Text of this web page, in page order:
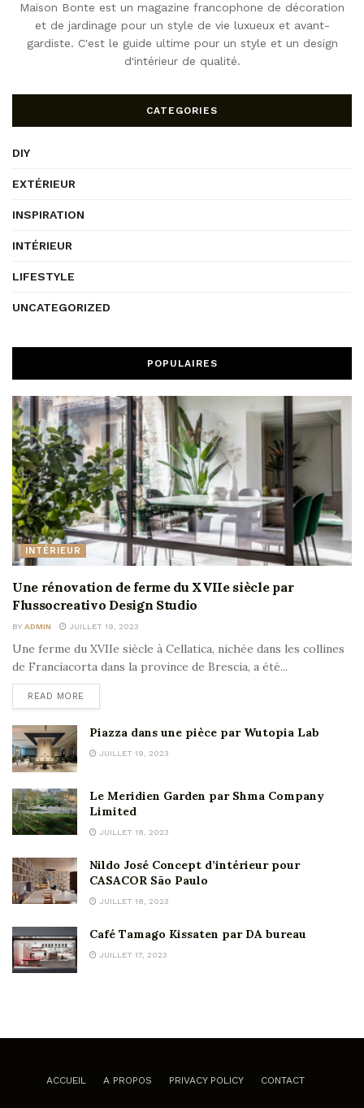
Maison Bonte est un magazine francophone de décoration
et de jardinage pour un style de vie luxueux et avant-
gardiste. C'est le guide ultime pour un style et un design
d'intérieur de qualité.
CATEGORIES
DIY
EXTÉRIEUR
INSPIRATION
INTÉRIEUR
LIFESTYLE
UNCATEGORIZED
POPULAIRES
INTÉRIEUR
Une rénovation de ferme du XVIIe siècle par
Flussocreativo Design Studio
BY ADMIN JUILLET 19, 2023
Une ferme du XVIIe siècle à Cellatica, nichée dans les collines
de Franciacorta dans la province de Brescia, a été...
READ MORE
Piazza dans une pièce par Wutopia Lab
JUILLET 19, 2023
Le Meridien Garden par Shma Company
Limited
JUILLET 18, 2023
Nildo José Concept d’intérieur pour
CASACOR São Paulo
JUILLET 18, 2023
Café Tamago Kissaten par DA bureau
JUILLET 17, 2023
ACCUEIL A PROPOS PRIVACY POLICY CONTACT